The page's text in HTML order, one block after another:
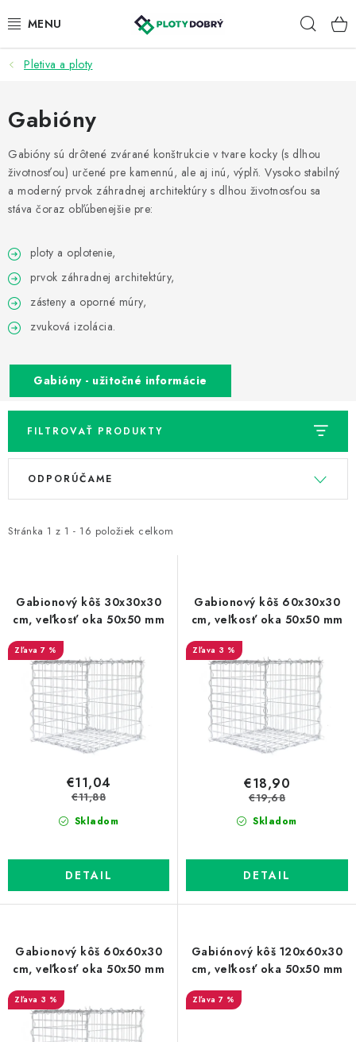
na
PLETIVA A PLOTY
PRÍSLUŠENSTVO
BRÁNY A BRÁNKY
KONTAKT
REALIZÁCIA OPLOTENIA
Prepravné a termín doručenia
Obchodné podmienky
Predaj v ČR
FAQ Všetko o súboroch cookies
Pletiva a ploty
Gabióny
Gabióny sú drôtené zvárané konštrukcie v tvare kocky (s dlhou
životnosťou) určené pre kamennú, ale aj inú, výplň. Vysoko stabilný
a moderný prvok záhradnej architektúry s dlhou životnosťou sa
stáva čoraz obľúbenejšie pre:
ploty a oplotenie,
prvok záhradnej architektúry,
zásteny a oporné múry,
zvuková izolácia.
Gabióny - užitočné informácie
FILTROVAŤ PRODUKTY
V
i
o
d
u
Stránka 1 z 1 - 16 položiek celkom
R
e
e
p
r
o
ODPORÚČAME
Gabionový kôš 30x30x30
cm, veľkosť oka 50x50 mm
7 %
Skladom
€11,04
€11,88
DETAIL
Gabionový kôš 60x30x30
cm, veľkosť oka 50x50 mm
3 %
Skladom
€18,90
€19,68
DETAIL
Gabionový kôš 60x60x30
cm, veľkosť oka 50x50 mm
3 %
Gabiónový kôš 120x60x30
cm, veľkosť oka 50x50 mm
7 %